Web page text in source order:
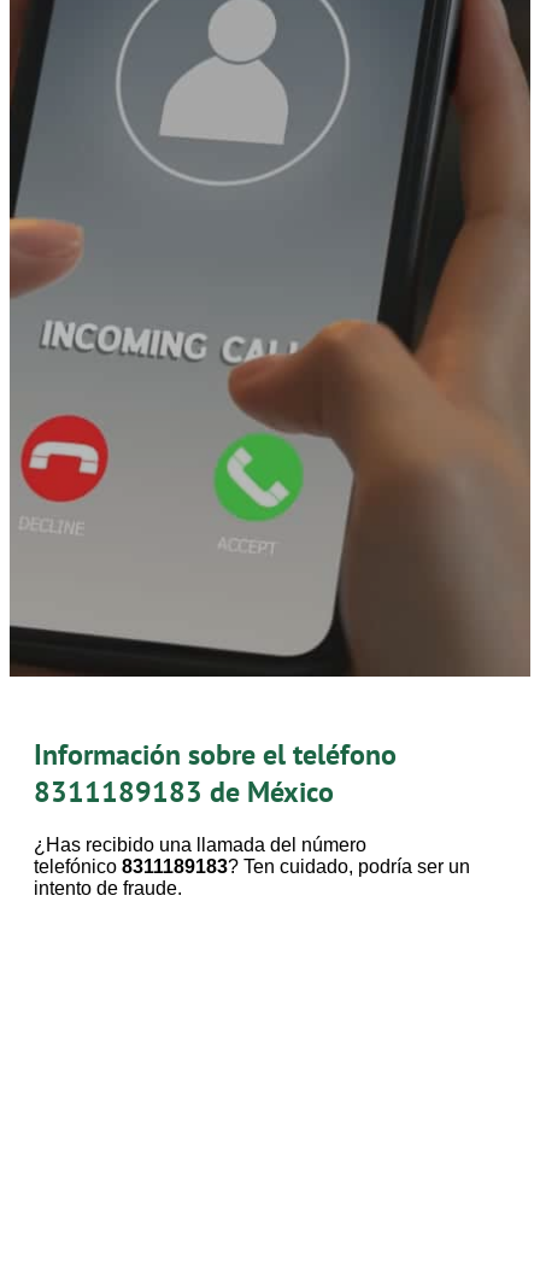
Información sobre el teléfono
8311189183 de México
¿Has recibido una llamada del número
telefónico 8311189183? Ten cuidado, podría ser un
intento de fraude.